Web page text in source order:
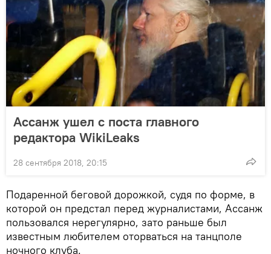
Ассанж ушел с поста главного
редактора WikiLeaks
28 сентября 2018, 20:15
Подаренной беговой дорожкой, судя по форме, в
которой он предстал перед журналистами, Ассанж
пользовался нерегулярно, зато раньше был
известным любителем оторваться на танцполе
ночного клуба.